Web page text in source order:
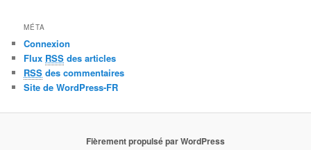
MÉTA
Connexion
Flux RSS des articles
RSS des commentaires
Site de WordPress-FR
Fièrement propulsé par WordPress